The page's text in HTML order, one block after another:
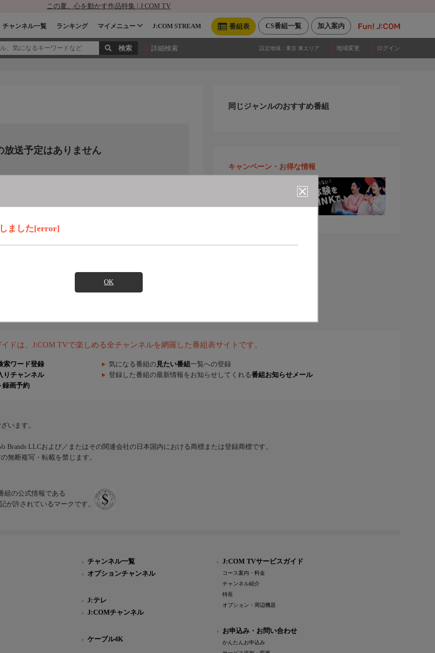
この夏、心を動かす作品特集 | J:COM TV
加入案内
CS番組一覧
番組表
チャンネル一覧 ランキング マイメニュー J:COM STREAM
詳細検索 設定地域： 東京 東エリア 地域変更 ログイン
ました[error]
OK
放送予定はありません
同じジャンルのおすすめ番組
キャンペーン・お得な情報
ドは、J:COM TVで楽しめる全チャンネルを網羅した番組表サイトです。
索ワード登録 気になる番組の 見たい番組 一覧への登録
りチャンネル
登録した番組の最新情報をお知らせしてくれる番組お知らせメール
録画予約
います。
Brands LLCおよび／またはその関連会社の日本国内における商標または登録商標です。
無断複写・転載を禁じます。
組の公式情報である
が許されているマークです。
チャンネル一覧
オプションチャンネル
J:テレ
J:COMチャンネル
ケーブル4K
J:COM TVサービスガイド
コース案内・料金
チャンネル紹介
特長
オプション・周辺機器
お申込み・お問い合わせ
かんたんお申込み